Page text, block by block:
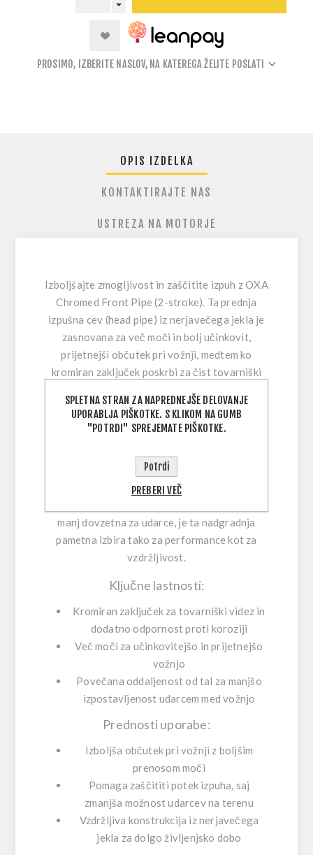
PROSIMO, IZBERITE NASLOV, NA KATEREGA ŽELITE POSLATI
OPIS IZDELKA
KONTAKTIRAJTE NAS
USTREZA NA MOTORJE
Izboljšajte zmogljivost in zaščitite izpuh zOXA
Chromed Front Pipe (2-stroke). Ta prednja
izpušna cev (head pipe) iz nerjavečega jekla je
zasnovana za več moči in bolj učinkovit,
prijetnejši občutek pri vožnji, medtem ko
kromiran zaključek poskrbi za čist tovarniški
Tovarniško razvita oblika je narejena tudi za
večjo oddaljenost od tal , kar zmanjša
kolesnic in ovir na trailu.
Če vozite motokros ali enduro in želite
manj dovzetna za udarce, je ta nadgradnja
pametna izbira tako za performance kot za
vzdržljivost.
Ključne lastnosti:
Kromiran zaključek za tovarniški videz in
dodatno odpornost proti koroziji
Več moči za učinkovitejšo in prijetnejšo
vožnjo
Povečana oddaljenost od tal za manjšo
izpostavljenost udarcem med vožnjo
Prednosti uporabe:
Izboljša občutek pri vožnji z boljšim
prenosom moči
Pomaga zaščititi potek izpuha, saj
zmanjša možnost udarcev na terenu
Vzdržljiva konstrukcija iz nerjavečega
jekla za dolgo življenjsko dobo
SPLETNA STRAN ZA NAPREDNEJŠE DELOVANJE
UPORABLJA PIŠKOTKE. S KLIKOM NA GUMB
"POTRDI" SPREJEMATE PIŠKOTKE.
Potrdi
PREBERI VEČ